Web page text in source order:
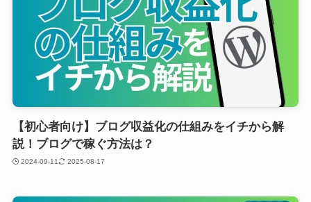
【初心者向け】ブログ収益化の仕組みをイチから解
説！ブログで稼ぐ方法は？
2024-09-11 2025-08-17